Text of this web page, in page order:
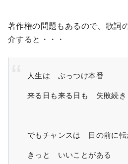
著作権の問題もあるので、歌詞
介すると・・・
人生は ぶっつけ本番
来る日も来る日も 失敗続き
でもチャンスは 目の前に転
きっと いいことがある